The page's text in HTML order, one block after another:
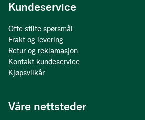
Kundeservice
Ofte stilte spørsmål
Frakt og levering
Retur og reklamasjon
Kontakt kundeservice
Kjøpsvilkår
Våre nettsteder